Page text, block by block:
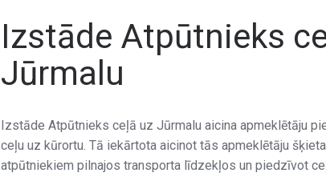
Izstāde Atpūtnieks
Jūrmalu
Izstāde Atpūtnieks ceļā uz Jūrmalu aicina apmeklētāju
ceļu uz kūrortu. Tā iekārtota aicinot tās apmeklētāju
atpūtniekiem pilnajos transporta līdzekļos un piedzīvot